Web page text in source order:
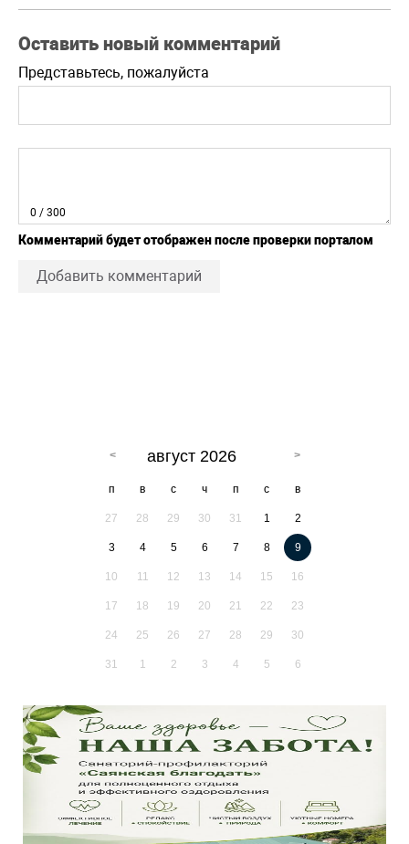
Оставить новый комментарий
Представьтесь, пожалуйста
0 / 300
Комментарий будет отображен после проверки порталом
Добавить комментарий
август 2026
п в с ч п с в
27 28 29 30 31 1 2
3 4 5 6 7 8 9
10 11 12 13 14 15 16
17 18 19 20 21 22 23
24 25 26 27 28 29 30
31 1 2 3 4 5 6